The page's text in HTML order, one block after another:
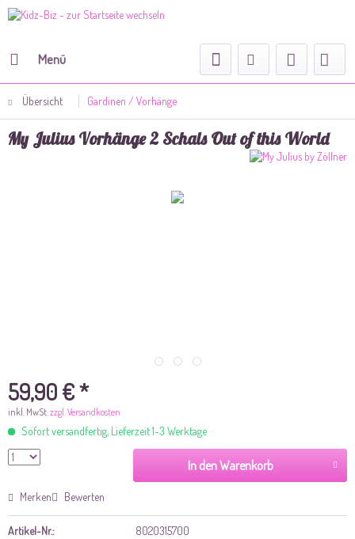
Menü
Übersicht Gardinen / Vorhänge
My Julius Vorhänge 2 Schals Out of this World
59,90 € *
inkl. MwSt.zzgl. Versandkosten
Sofort versandfertig, Lieferzeit 1-3 Werktage
In den Warenkorb
Merken Bewerten
Artikel-Nr.: 8020315700